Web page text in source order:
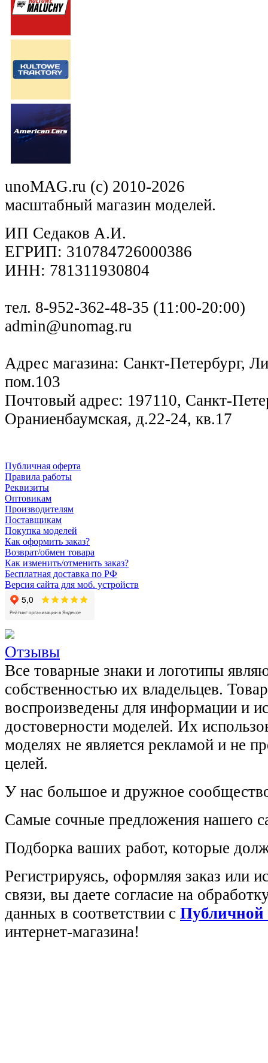
unoMAG.ru (c) 2010-2026
масштабный магазин моделей.
ИП Седаков А.И.
ЕГРИП: 310784726000386
ИНН: 781311930804
тел. 8-952-362-48-35 (11:00-20:00)
admin@unomag.ru
Адрес магазина: Санкт-Петербург,
пом.103
Почтовый адрес: 197110, Санкт-
Ораниенбаумская, д.22-24, кв.17
Публичная оферта
Правила работы
Реквизиты
Оптовикам
Производителям
Поставщикам
Покупка моделей
Как оформить заказ?
Возврат/обмен товара
Как изменить/отменить заказ?
Бесплатная доставка по РФ
Версия сайта для моб. устройств
Отзывы
Все товарные знаки и логотипы
собственностью их владельцев.
воспроизведены для информации и
достоверности моделей. Их
моделях не является рекламой и не
целей.
У нас большое и дружное
Самые сочные предложения нашего
Подборка ваших работ, которые
Регистрируясь, оформляя заказ или
связи, вы даете согласие на
данных в соответствии с Публичной
интернет-магазина!